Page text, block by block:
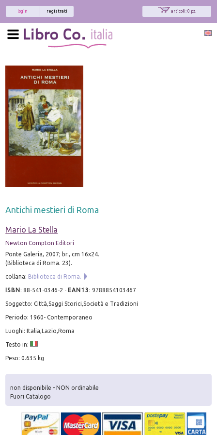
articoli: 0 pz.
registrati
login
Antichi mestieri di Roma
Mario La Stella
Newton Compton Editori
Ponte Galeria, 2007; br., cm 16x24.
(Biblioteca di Roma. 23).
collana: Biblioteca di Roma.
ISBN:88-541-0346-2 - EAN13 :9788854103467
Soggetto: Città,Saggi Storici,Società e Tradizioni
Periodo: 1960- Contemporaneo
Luoghi: Italia,Lazio,Roma
Testo in:
Peso: 0.635 kg
non disponibile - NON ordinabile
Fuori Catalogo